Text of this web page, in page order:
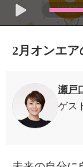
2月オンエア
瀬戸
ゲス